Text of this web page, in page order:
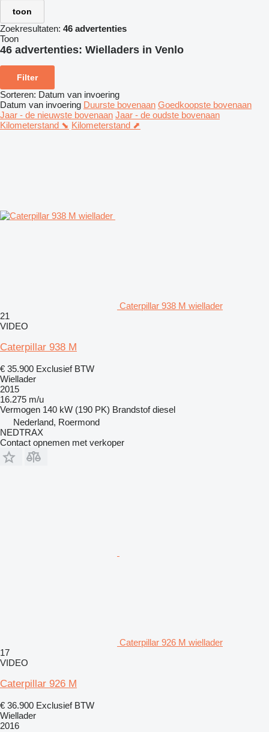
toon
Zoekresultaten: 46 advertenties
Toon
46 advertenties: Wielladers in Venlo
Filter
Sorteren: Datum van invoering
Datum van invoering Duurste bovenaan Goedkoopste bovenaan
Jaar - de nieuwste bovenaan Jaar - de oudste bovenaan
Kilometerstand ⬊ Kilometerstand ⬈
Caterpillar 938 M wiellader
21
VIDEO
Caterpillar 938 M
€ 35.900 Exclusief BTW
Wiellader
2015
16.275 m/u
Vermogen 140 kW (190 PK) Brandstof diesel
Nederland, Roermond
NEDTRAX
Contact opnemen met verkoper
Caterpillar 926 M wiellader
17
VIDEO
Caterpillar 926 M
€ 36.900 Exclusief BTW
Wiellader
2016